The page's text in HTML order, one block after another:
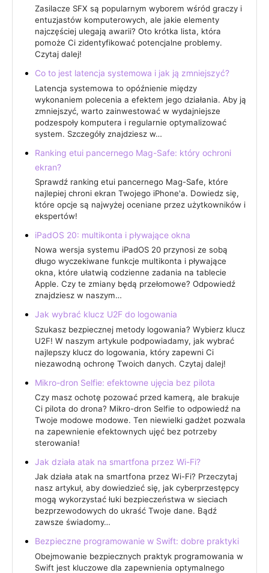
Zasilacze SFX są popularnym wyborem wśród graczy i
entuzjastów komputerowych, ale jakie elementy
najczęściej ulegają awarii? Oto krótka lista, która
pomoże Ci zidentyfikować potencjalne problemy.
Czytaj dalej!
Co to jest latencja systemowa i jak ją zmniejszyć?
Latencja systemowa to opóźnienie między
wykonaniem polecenia a efektem jego działania. Aby ją
zmniejszyć, warto zainwestować w wydajniejsze
podzespoły komputera i regularnie optymalizować
system. Szczegóły znajdziesz w…
Ranking etui pancernego Mag-Safe: który ochroni
ekran?
Sprawdź ranking etui pancernego Mag-Safe, które
najlepiej chroni ekran Twojego iPhone'a. Dowiedz się,
które opcje są najwyżej oceniane przez użytkowników i
ekspertów!
iPadOS 20: multikonta i pływające okna
Nowa wersja systemu iPadOS 20 przynosi ze sobą
długo wyczekiwane funkcje multikonta i pływające
okna, które ułatwią codzienne zadania na tablecie
Apple. Czy te zmiany będą przełomowe? Odpowiedź
znajdziesz w naszym…
Jak wybrać klucz U2F do logowania
Szukasz bezpiecznej metody logowania? Wybierz klucz
U2F! W naszym artykule podpowiadamy, jak wybrać
najlepszy klucz do logowania, który zapewni Ci
niezawodną ochronę Twoich danych. Czytaj dalej!
Mikro-dron Selfie: efektowne ujęcia bez pilota
Czy masz ochotę pozować przed kamerą, ale brakuje
Ci pilota do drona? Mikro-dron Selfie to odpowiedź na
Twoje modowe modowe. Ten niewielki gadżet pozwala
na zapewnienie efektownych ujęć bez potrzeby
sterowania!
Jak działa atak na smartfona przez Wi-Fi?
Jak działa atak na smartfona przez Wi-Fi? Przeczytaj
nasz artykuł, aby dowiedzieć się, jak cyberprzestępcy
mogą wykorzystać łuki bezpieczeństwa w sieciach
bezprzewodowych do ukraść Twoje dane. Bądź
zawsze świadomy…
Bezpieczne programowanie w Swift: dobre praktyki
Obejmowanie bezpiecznych praktyk programowania w
Swift jest kluczowe dla zapewnienia optymalnego